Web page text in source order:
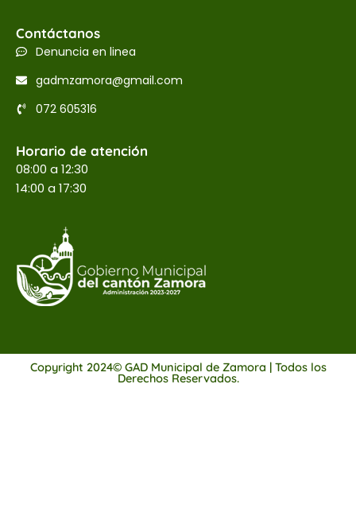
Contáctanos
Denuncia en linea
gadmzamora@gmail.com
072 605316
Horario de atención
08:00 a 12:30
14:00 a 17:30
Copyright 2024© GAD Municipal de Zamora | Todos los
Derechos Reservados.